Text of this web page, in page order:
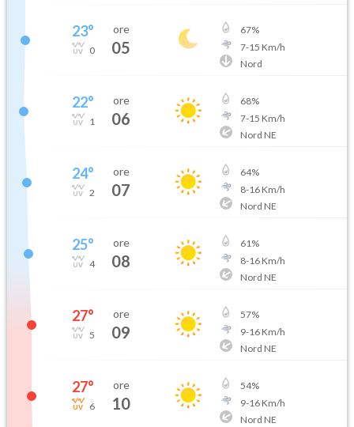
23°
0
ore
05
67%
7-15 Km/h
Nord
22°
1
ore
06
68%
7-15 Km/h
Nord NE
24°
2
ore
07
64%
8-16Km/h
Nord NE
25°
4
ore
08
61%
8-16Km/h
Nord NE
27°
5
ore
09
57%
9-16Km/h
Nord NE
27°
6
ore
10
54%
9-16Km/h
Nord NE